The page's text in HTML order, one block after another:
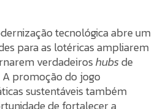
tecnológica abre um
para as lotéricas ampliarem
verdadeiroshubsde
A promoção do jogo
sustentáveis também
de fortalecer a